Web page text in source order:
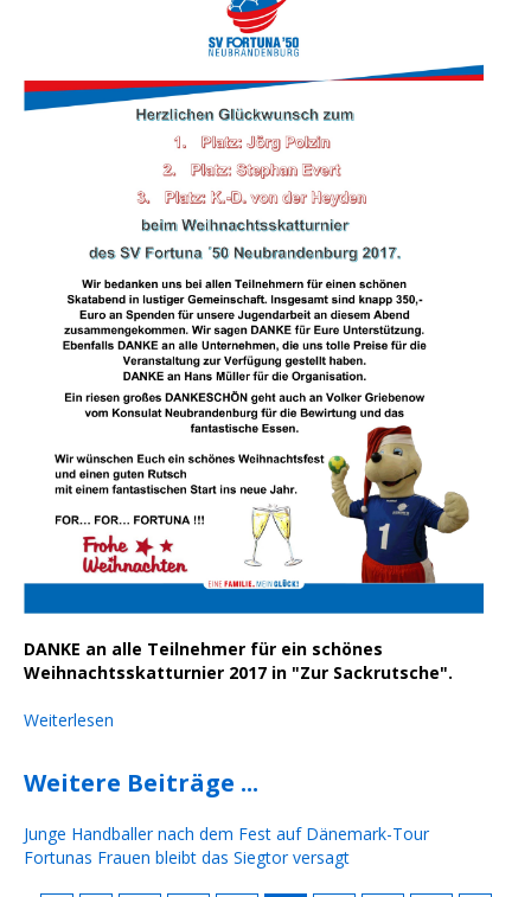
DANKE an alle Teilnehmer für ein schönes
Weihnachtsskatturnier 2017 in "Zur Sackrutsche".
Weiterlesen
Weitere Beiträge ...
Junge Handballer nach dem Fest auf Dänemark-Tour
Fortunas Frauen bleibt das Siegtor versagt